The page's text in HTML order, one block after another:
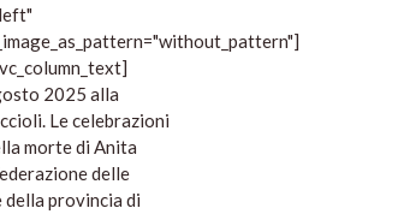
2025 alla
Le celebrazioni
morte di Anita
delle
provincia di